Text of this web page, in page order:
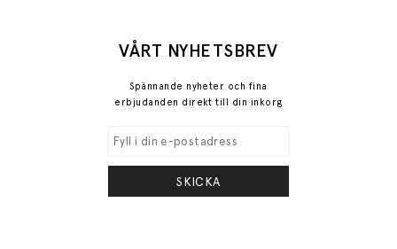
VÅRT NYHETSBREV
Spännande nyheter och fina
erbjudanden direkt till din inkorg
SKICKA